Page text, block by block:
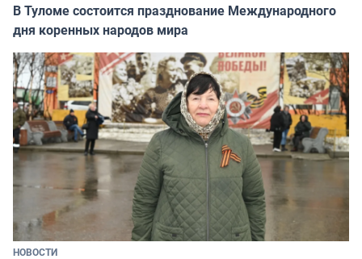
В Туломе состоится празднование Международного
дня коренных народов мира
НОВОСТИ